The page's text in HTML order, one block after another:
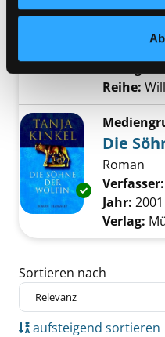
Exemplar-
Reihe:
Exemplar-
Die
Roman
Verfasser:
Jahr: 2001
Verlag:
Zu den Suchfiltern
Sortieren nach
aufsteigend sortieren